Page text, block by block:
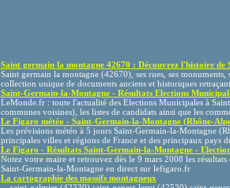
Saint germain la montagne 42670 : Découvrez l'histoire de
Saint germain la montagne (42670), ses rues, ses monuments,
collection unique de documents anciens et historiques
Saint-Germain-la-Montagne - Résultats Elections
LeMonde.fr : toute l'actualité des Elections Municipales à
communes voisines), les listes de candidats ainsi que les
Le Figaro météo - Saint-Germain-la-Montagne (Rhône-
Les prévisions météo à 5 jours Saint-Germain-la-Montagne
principales villes et régions de France et des principaux pays
Le Figaro - Résultats Saint-Germain-la-Montagne -
Notez votre maire et retrouvez dès le 9 mars 2008 les
Saint-Germain-la-Montagne en direct sur lefigaro.fr
La cartographie des massifs montagneux